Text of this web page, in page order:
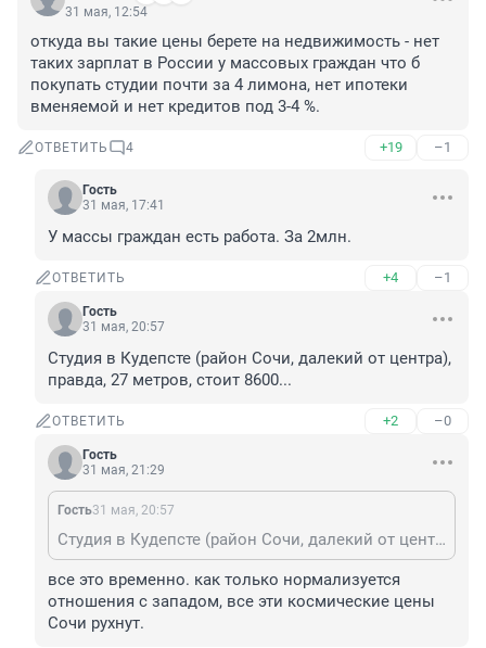
31 мая, 12:54
откуда вы такие цены берете на недвижимость - нет
таких зарплат в России у массовых граждан что б
покупать студии почти за 4 лимона, нет ипотеки
вменяемой и нет кредитов под 3-4 %.
ОТВЕТИТЬ 4 +19 –1
Гость
31 мая, 17:41
У массы граждан есть работа. За 2млн.
ОТВЕТИТЬ +4 –1
Гость
31 мая, 20:57
Студия в Кудепсте (район Сочи, далекий от центра),
правда, 27 метров, стоит 8600...
ОТВЕТИТЬ +2 –0
Гость
31 мая, 21:29
Гость31 мая, 20:57
Студия в Кудепсте (район Сочи, далекий от центра), правда, 27 метров, стоит 8600...
все это временно. как только нормализуется
отношения с западом, все эти космические цены
Сочи рухнут.